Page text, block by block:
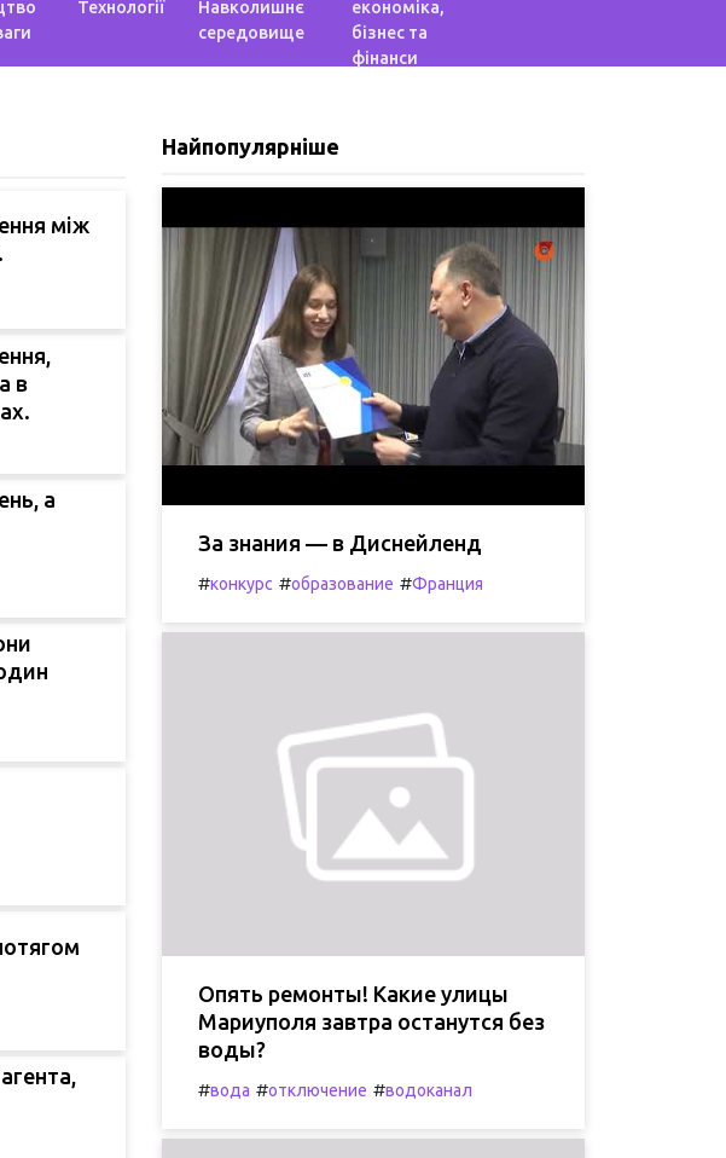
Технології
Навколишнє
середовище
економіка,
бізнес та
фінанси
між
в
а
Найпопулярніше
За знания — в Диснейленд
#конкурс #образование #Франция
Опять ремонты! Какие улицы
Мариуполя завтра останутся без
воды?
#вода #отключение #водоканал